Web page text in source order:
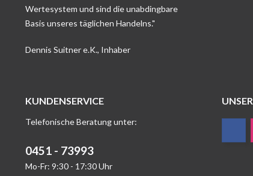
Wertesystem und sind die unabdingbare
Basis unseres täglichen Handelns."
Dennis Suitner e.K., Inhaber
KUNDENSERVICE
Telefonische Beratung unter:
0451 - 73993
Mo-Fr: 9:30 - 17:30 Uhr